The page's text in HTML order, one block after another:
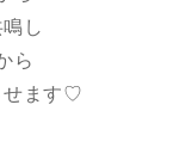
し
ら
せます♡